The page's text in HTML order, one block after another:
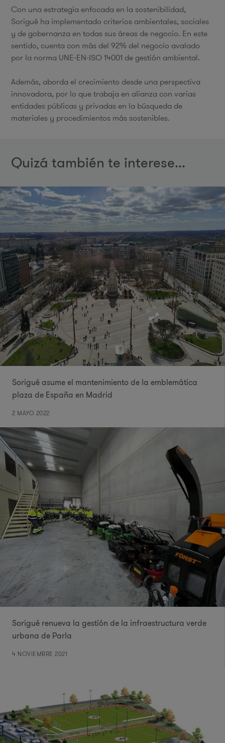
Con una estrategia enfocada en la sostenibilidad,
Sorigué ha implementado criterios ambientales, sociales
y de gobernanza en todas sus áreas de negocio. En este
sentido, cuenta con más del 92% del negocio avalado
por la norma UNE-EN-ISO 14001 de gestión ambiental.
Además, aborda el crecimiento desde una perspectiva
innovadora, por lo que trabaja en alianza con varias
entidades públicas y privadas en la búsqueda de
materiales y procedimientos más sostenibles.
Quizá también te interese...
Sorigué asume el mantenimiento de la emblemática
plaza de España en Madrid
2 MAYO 2022
Sorigué renueva la gestión de la infraestructura verde
urbana de Parla
4 NOVIEMBRE 2021